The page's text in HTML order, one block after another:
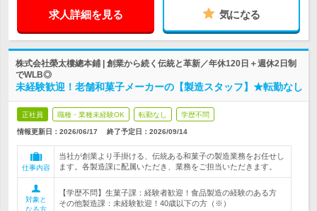
求人詳細を見る 気になる
株式会社榮太樓總本鋪 | 創業から続く伝統と革新／年休120日＋週休2日制
でWLB◎
未経験歓迎！老舗和菓子メーカーの【製造スタッフ】★転勤なし
正社員 職種・業種未経験OK 転勤なし 学歴不問
情報更新日：2026/06/17 終了予定日： 2026/09/14
仕事内容
当社が創業より手掛ける、伝統ある和菓子の製造業務をお任せし
ます。各製造課に配属いただき、業務をご担当いただきます。
対象と
なる方
【学歴不問】生菓子課：経験者歓迎！食品製造の経験のある方
その他製造課：未経験歓迎！40歳以下の方（※）